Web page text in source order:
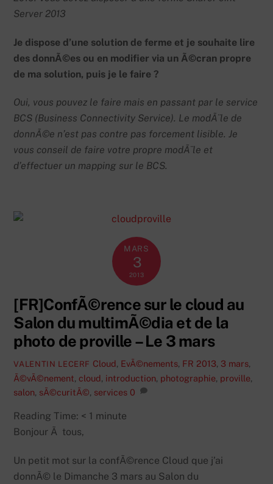
Server 2013
Je dispose d’une solution de ferme et je souhaite lire
des donnÃ©es ou en modifier via un Ã©cran propre
de ma solution, puis je le faire ?
Oui, vous pouvez le faire mais en passant par le service
BCS (Business Connectivity Service). Le modÃ¨le de
donnÃ©e n’est pas contre pas forcement lisible. Je
vous conseil de faire votre propre modÃ¨le et
d’effectuer un mapping sur le BCS.
MARS
3
2013
[FR]ConfÃ©rence sur le cloud au
Salon du multimÃ©dia et de la
photo de proville – Le 3 mars
VALENTIN LECERF Cloud, EvÃ©nements, FR 2013, 3 mars,
Ã©vÃ©nement, cloud, introduction, photographie, proville,
salon, sÃ©curitÃ©, services 0
Reading Time: < 1 minute
Bonjour Ã tous,
Un petit mot sur la confÃ©rence Cloud que j’ai
donnÃ© le Dimanche 3 mars au Salon du